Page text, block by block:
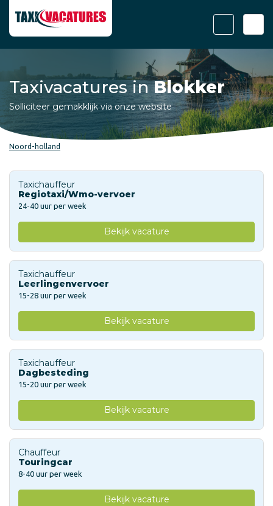
Taxivacatures inBlokker
Solliciteer gemakklijk via onze website
Noord-holland
Taxichauffeur
Regiotaxi/Wmo-vervoer
24-40 uur per week
Bekijk vacature
Taxichauffeur
Leerlingenvervoer
15-28 uur per week
Bekijk vacature
Taxichauffeur
Dagbesteding
15-20 uur per week
Bekijk vacature
Chauffeur
Touringcar
8-40 uur per week
Bekijk vacature